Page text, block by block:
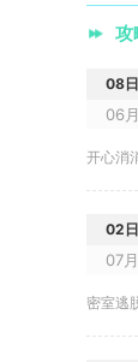
攻
08日
06月
开心消
02日
07月